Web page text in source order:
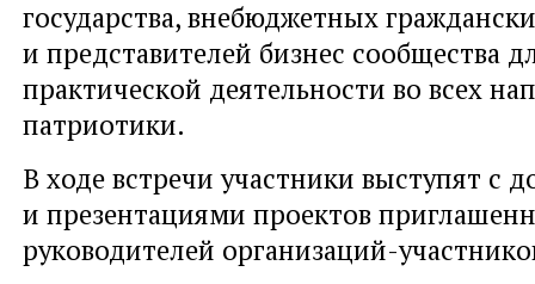
государства, внебюджетных
и представителей бизнес сообщества
практической деятельности во всех
патриотики.
В ходе встречи участники выступят с
и презентациями проектов
руководителей организаций-